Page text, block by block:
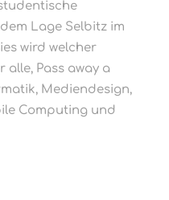
Lage Selbitz im
wird welcher
alle, Pass away a
Mediendesign,
Computing und